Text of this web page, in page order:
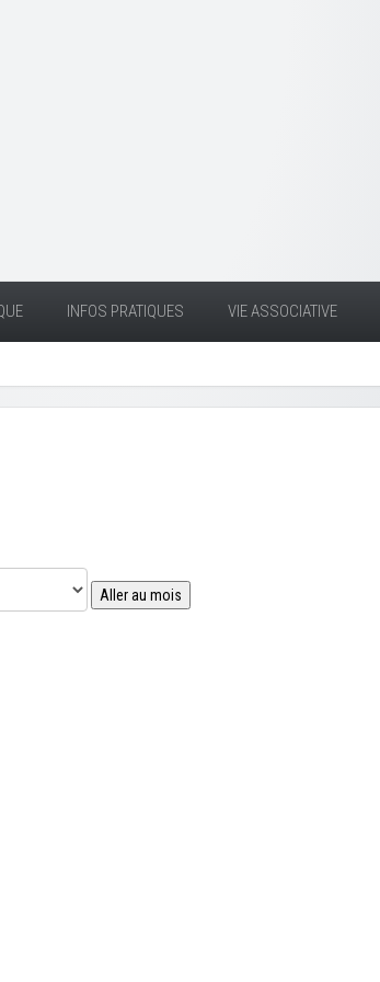
INFOS PRATIQUES VIE ASSOCIATIVE
Aller au mois